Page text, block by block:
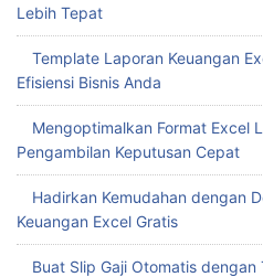
Lebih Tepat
Template Laporan Keuangan
Efisiensi Bisnis Anda
Mengoptimalkan Format Excel
Pengambilan Keputusan Cepat
Hadirkan Kemudahan dengan
Keuangan Excel Gratis
Buat Slip Gaji Otomatis dengan